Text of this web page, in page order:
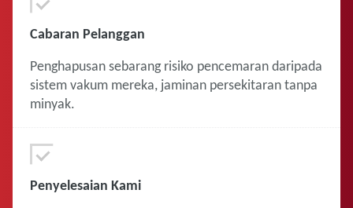
Cabaran Pelanggan
Penghapusan sebarang risiko pencemaran daripada
sistem vakum mereka, jaminan persekitaran tanpa
minyak.
Penyelesaian Kami